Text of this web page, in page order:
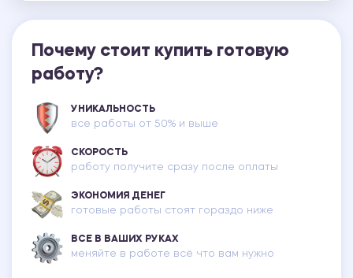
Почему стоит купить готовую
работу?
УНИКАЛЬНОСТЬ
все работы от 50% и выше
СКОРОСТЬ
работу получите сразу после оплаты
ЭКОНОМИЯ ДЕНЕГ
готовые работы стоят гораздо ниже
ВСЕ В ВАШИХ РУКАХ
меняйте в работе всё что вам нужно